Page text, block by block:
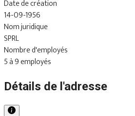
Date de création
14-09-1956
Nom juridique
SPRL
Nombre d'employés
5 à 9 employés
Détails de l'adresse